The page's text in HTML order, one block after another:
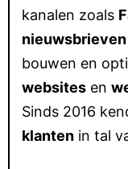
kanalen zoals
nieuwsbrieven
bouwen en
websites en
Sinds 2016
klanten in tal